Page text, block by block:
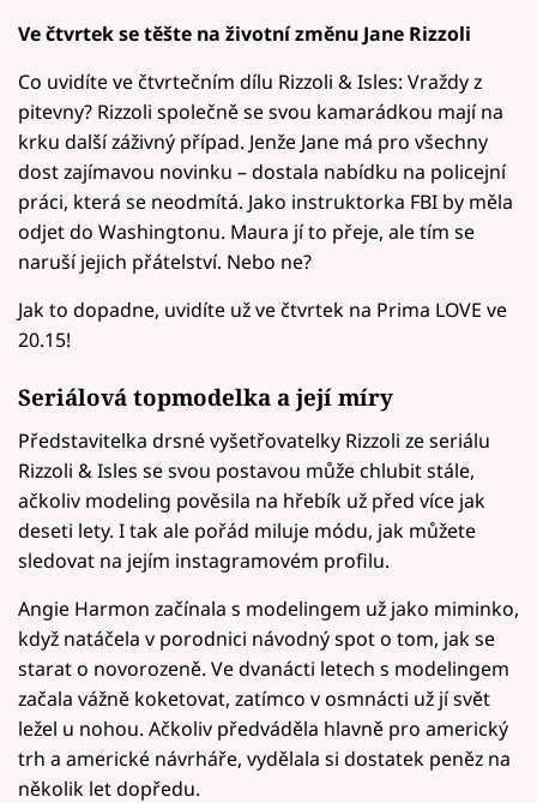
Ve čtvrtek se těšte na životní změnu Jane Rizzoli
Co uvidíte ve čtvrtečním dílu Rizzoli & Isles: Vraždy z
pitevny? Rizzoli společně se svou kamarádkou mají na
krku další záživný případ. Jenže Jane má pro všechny
dost zajímavou novinku – dostala nabídku na policejní
práci, která se neodmítá. Jako instruktorka FBI by měla
odjet do Washingtonu. Maura jí to přeje, ale tím se
naruší jejich přátelství. Nebo ne?
Jak to dopadne, uvidíte už ve čtvrtek na Prima LOVE ve
20.15!
Seriálová topmodelka a její míry
Představitelka drsné vyšetřovatelky Rizzoli ze seriálu
Rizzoli & Isles se svou postavou může chlubit stále,
ačkoliv modeling pověsila na hřebík už před více jak
deseti lety. I tak ale pořád miluje módu, jak můžete
sledovat na jejím instagramovém profilu.
Angie Harmon začínala s modelingem už jako miminko,
když natáčela v porodnici návodný spot o tom, jak se
starat o novorozeně. Ve dvanácti letech s modelingem
začala vážně koketovat, zatímco v osmnácti už jí svět
ležel u nohou. Ačkoliv předváděla hlavně pro americký
trh a americké návrháře, vydělala si dostatek peněz na
několik let dopředu.